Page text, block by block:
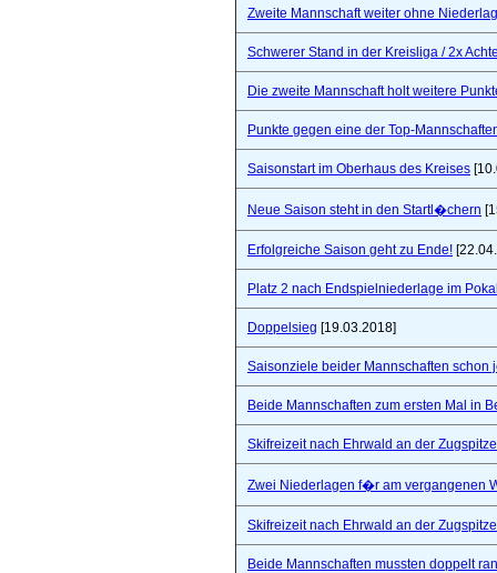
Zweite Mannschaft weiter ohne
Schwerer Stand in der Kreisliga / 2x
Die zweite Mannschaft holt weitere
Punkte gegen eine der Top-
Saisonstart im Oberhaus des Kreises
Neue Saison steht in den Startl�chern
Erfolgreiche Saison geht zu Ende!
Platz 2 nach Endspielniederlage im
Doppelsieg [19.03.2018]
Saisonziele beider Mannschaften schon
Beide Mannschaften zum ersten Mal in
Skifreizeit nach Ehrwald an der Zugspitze
Zwei Niederlagen f�r am vergangenen
Skifreizeit nach Ehrwald an der Zugspitze
Beide Mannschaften mussten doppelt